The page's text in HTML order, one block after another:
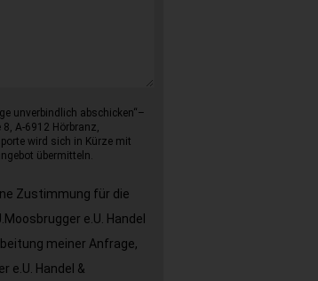
unverbindlich abschicken“–
A-6912 Hörbranz,
wird sich in Kürze mit
übermitteln.
Zustimmung für die
e.U. Handel
meiner Anfrage,
e.U. Handel &